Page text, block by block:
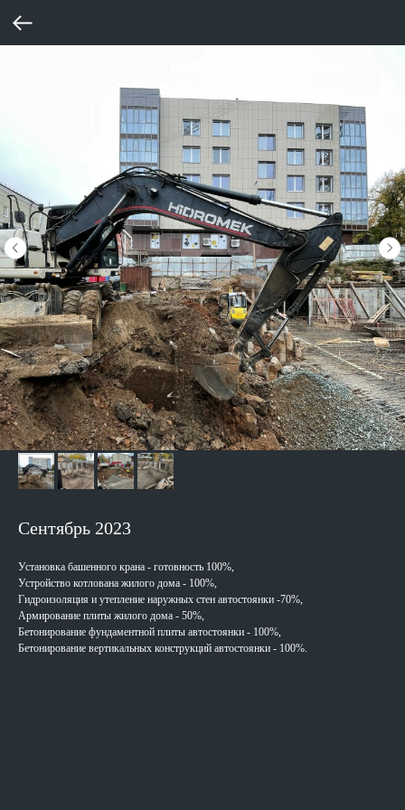
Сентябрь 2023
Установка башенного крана - готовность 100%,
Устройство котлована жилого дома - 100%,
Гидроизоляция и утепление наружных стен автостоянки -70%,
Армирование плиты жилого дома - 50%,
Бетонирование фундаментной плиты автостоянки - 100%,
Бетонирование вертикальных конструкций автостоянки - 100%.